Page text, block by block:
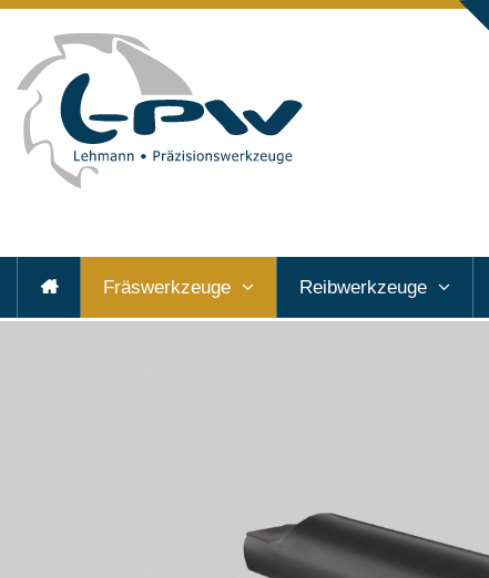
Fräswerkzeuge Reibwerkzeuge